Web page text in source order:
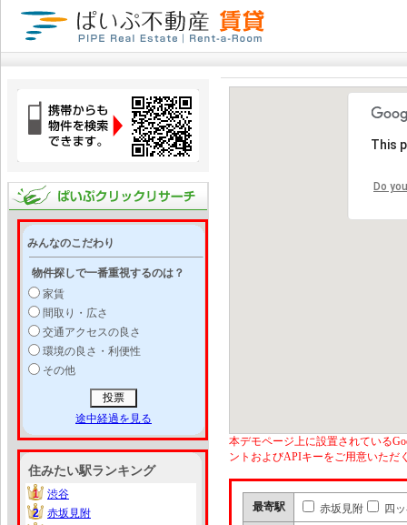
みんなのこだわり
物件探しで一番重視するのは？
家賃
間取り・広さ
交通アクセスの良さ
環境の良さ・利便性
その他
途中経過を見る
住みたい駅ランキング
1
1
渋谷
2
2
赤坂見附
This
Do
本デモページ上に設置されている
ントおよびAPIキーをご用意いただ
最寄駅 赤坂見附 四